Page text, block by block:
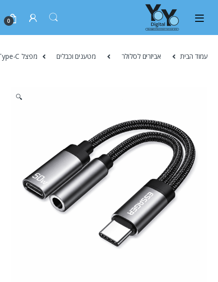
0
עמוד הבית אביזרים לסלולר מטענים וכבלים מפצל Essager Type-C לאודיו USB-C וטעינה PD 60W – אפור
🔍